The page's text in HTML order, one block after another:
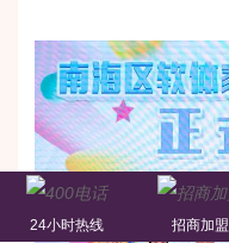
24小时热线 招商加盟